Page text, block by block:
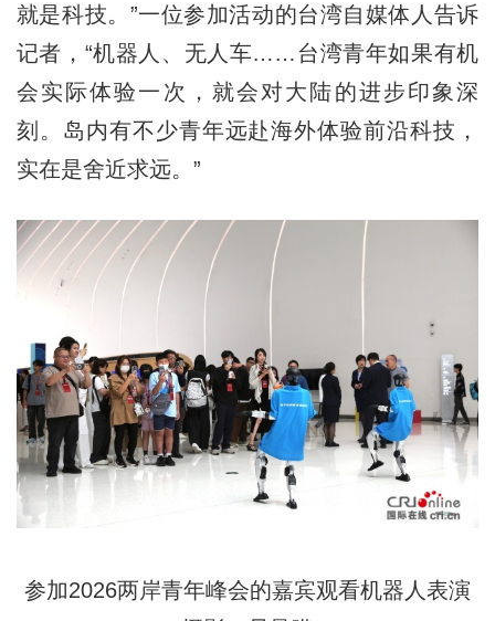
就是科技。”一位参加活动的台湾自媒体人告诉
记者，“机器人、无人车……台湾青年如果有机
会实际体验一次，就会对大陆的进步印象深
刻。岛内有不少青年远赴海外体验前沿科技，
实在是舍近求远。”
参加2026两岸青年峰会的嘉宾观看机器人表演